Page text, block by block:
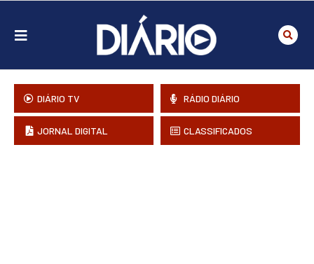
DIÁRIO TV RÁDIO DIÁRIO
JORNAL DIGITAL CLASSIFICADOS